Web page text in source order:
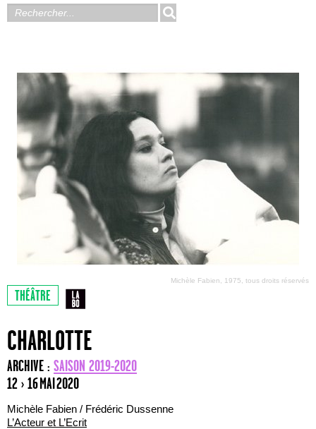
Michèle Fabien, 1975, tous droits réservés
THÉÂTRE
CHARLOTTE
ARCHIVE : SAISON 2019-2020
12 › 16 MAI 2020
Michèle Fabien / Frédéric Dussenne
L’Acteur et L’Ecrit